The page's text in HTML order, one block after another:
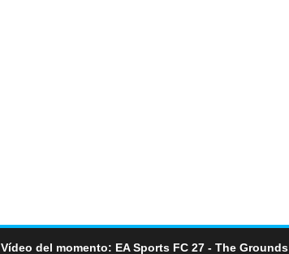
Vídeo del momento: EA Sports FC 27 - The Grounds